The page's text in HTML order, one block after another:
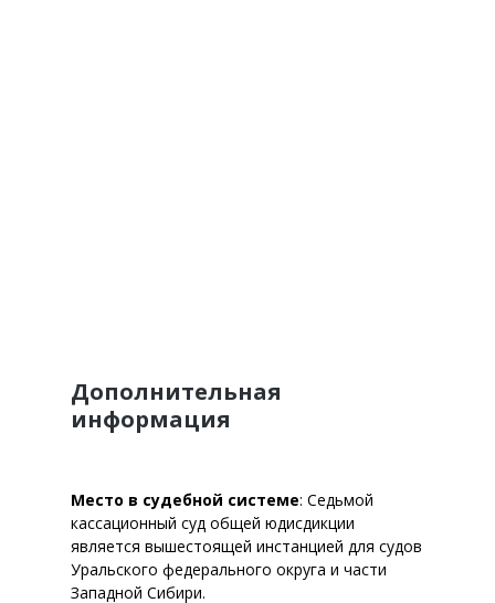
Дополнительная
информация
Место в судебной системе: Седьмой
кассационный суд общей юдисдикции
является вышестоящей инстанцией для судов
Уральского федерального округа и части
Западной Сибири.